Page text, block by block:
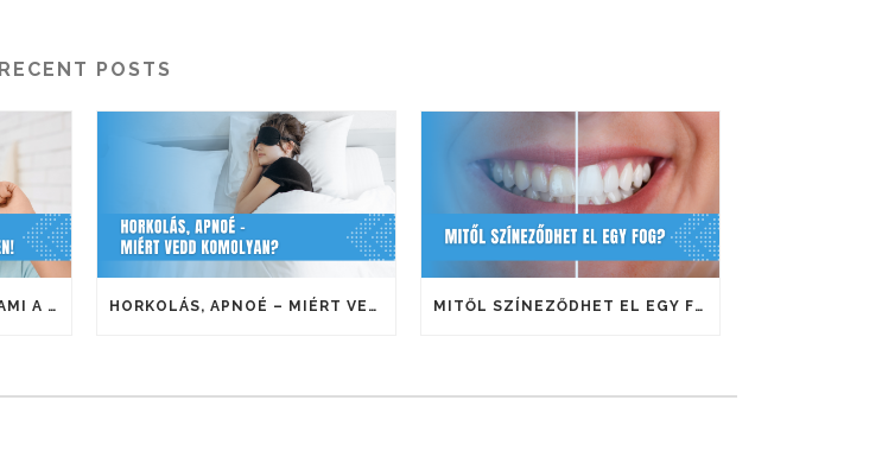
RECENT POSTS
FOGKÖZÖK TISZTÍTÁSA: AMI A FOGKEFE SZÁMÁRA ELÉRHETETLEN! HORKOLÁS, APNOÉ – MIÉRT VEDD KOMOLYAN? MITŐL SZÍNEZŐDHET EL EGY FOG?